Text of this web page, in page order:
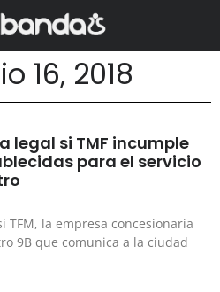
16, 2018
legal si TMF incumple
para el servicio
TFM, la empresa concesionaria
9B que comunica a la ciudad